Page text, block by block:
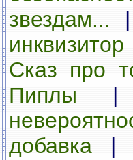
звездам... |
инквизитор
Сказ про
Пиплы
добавка |